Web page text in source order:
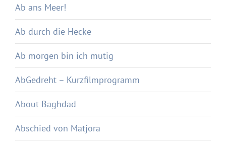
Ab ans Meer!
Ab durch die Hecke
Ab morgen bin ich mutig
AbGedreht – Kurzfilmprogramm
About Baghdad
Abschied von Matjora